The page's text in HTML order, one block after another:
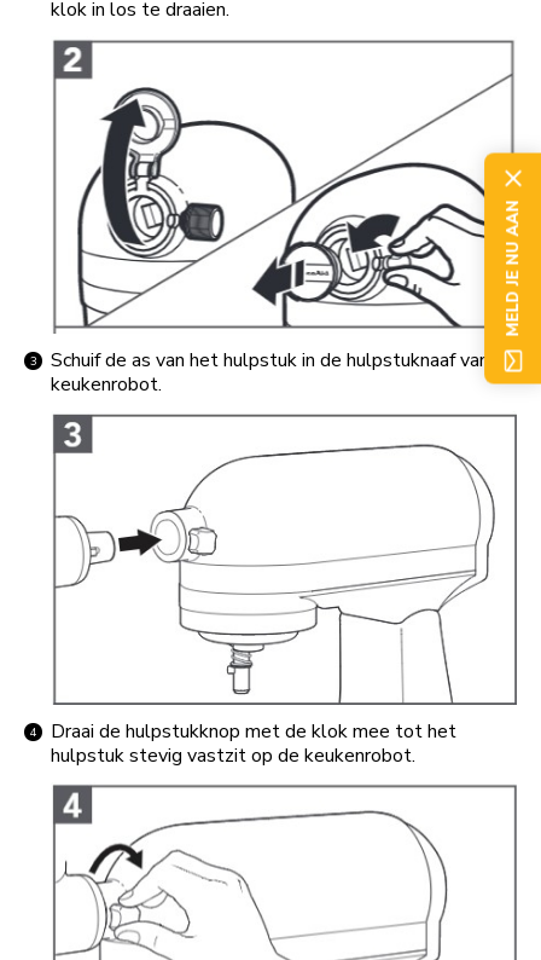
klok in los te draaien.
Schuif de as van het hulpstuk in de hulpstuknaaf van de
keukenrobot.
Draai de hulpstukknop met de klok mee tot het
hulpstuk stevig vastzit op de keukenrobot.
MELD JE NU AAN